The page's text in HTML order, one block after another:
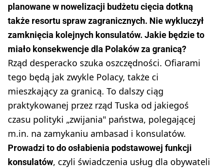
planowane w nowelizacji budżetu cięcia dotkną
także resortu spraw zagranicznych. Nie wykluczył
zamknięcia kolejnych konsulatów. Jakie będzie to
miało konsekwencje dla Polaków za granicą?
Rząd desperacko szuka oszczędności. Ofiarami
tego będą jak zwykle Polacy, także ci
mieszkający za granicą. To dalszy ciąg
praktykowanej przez rząd Tuska od jakiegoś
czasu polityki „zwijania" państwa, polegającej
m.in. na zamykaniu ambasad i konsulatów.
Prowadzi to do osłabienia podstawowej funkcji
konsulatów, czyli świadczenia usług dla obywateli